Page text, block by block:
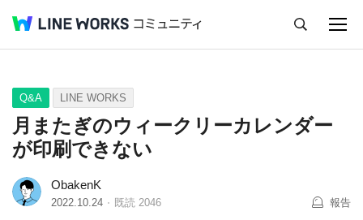
Q&A Tips Ideas
Q&A LINE WORKS
月またぎのウィークリーカレンダー
が印刷できない
ObakenK
2022.10.24 既読 2046 報告